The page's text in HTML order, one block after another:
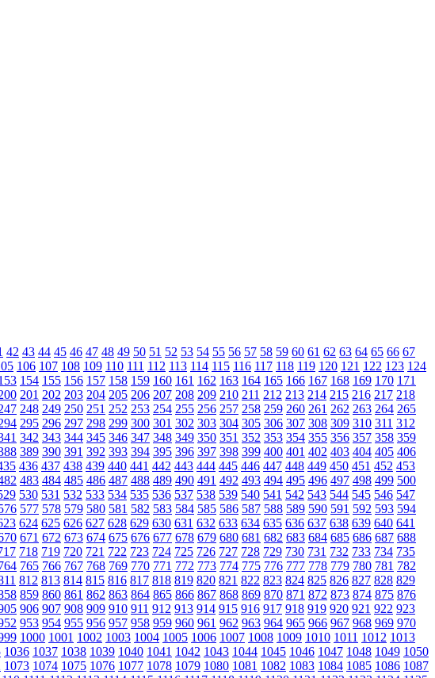
42 43 44 45 46 47 48 49 50 51 52 53 54 55 56 57 58 59 60 61 62 63 64 65 66 67
106 107 108 109 110 111 112 113 114 115 116 117 118 119 120 121 122 123 124
154 155 156 157 158 159 160 161 162 163 164 165 166 167 168 169 170 171
201 202 203 204 205 206 207 208 209 210 211 212 213 214 215 216 217 218
248 249 250 251 252 253 254 255 256 257 258 259 260 261 262 263 264 265
295 296 297 298 299 300 301 302 303 304 305 306 307 308 309 310 311 312
342 343 344 345 346 347 348 349 350 351 352 353 354 355 356 357 358 359
389 390 391 392 393 394 395 396 397 398 399 400 401 402 403 404 405 406
436 437 438 439 440 441 442 443 444 445 446 447 448 449 450 451 452 453
483 484 485 486 487 488 489 490 491 492 493 494 495 496 497 498 499 500
530 531 532 533 534 535 536 537 538 539 540 541 542 543 544 545 546 547
577 578 579 580 581 582 583 584 585 586 587 588 589 590 591 592 593 594
624 625 626 627 628 629 630 631 632 633 634 635 636 637 638 639 640 641
671 672 673 674 675 676 677 678 679 680 681 682 683 684 685 686 687 688
718 719 720 721 722 723 724 725 726 727 728 729 730 731 732 733 734 735
765 766 767 768 769 770 771 772 773 774 775 776 777 778 779 780 781 782
812 813 814 815 816 817 818 819 820 821 822 823 824 825 826 827 828 829
859 860 861 862 863 864 865 866 867 868 869 870 871 872 873 874 875 876
906 907 908 909 910 911 912 913 914 915 916 917 918 919 920 921 922 923
953 954 955 956 957 958 959 960 961 962 963 964 965 966 967 968 969 970
1000 1001 1002 1003 1004 1005 1006 1007 1008 1009 1010 1011 1012 1013
1036 1037 1038 1039 1040 1041 1042 1043 1044 1045 1046 1047 1048 1049 1050
1073 1074 1075 1076 1077 1078 1079 1080 1081 1082 1083 1084 1085 1086 1087